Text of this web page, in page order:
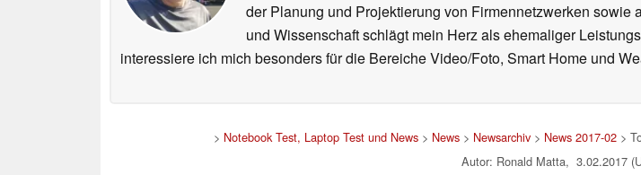
der Planung und Projektierung von Firmennetzwerken
und Wissenschaft schlägt mein Herz als ehemaliger
interessiere ich mich besonders für die Bereiche Video/Foto, Smart Home und
> Notebook Test, Laptop Test und News > News > Newsarchiv > News 2017-02 >
Autor: Ronald Matta, 3.02.2017